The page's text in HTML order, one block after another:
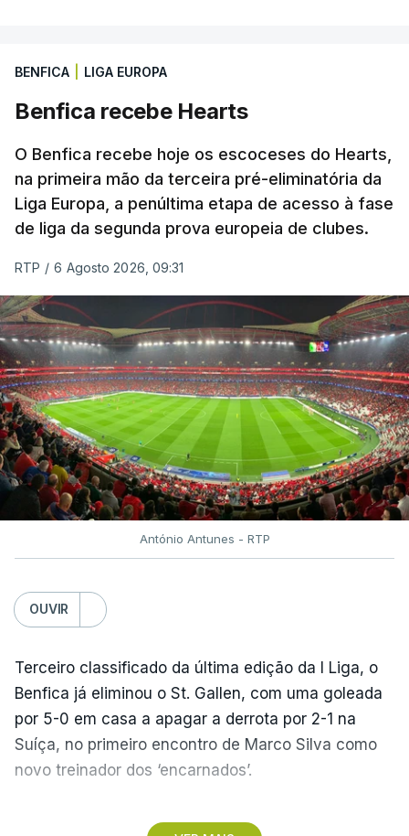
BENFICA LIGA EUROPA
Benfica recebe Hearts
O Benfica recebe hoje os escoceses do Hearts,
na primeira mão da terceira pré-eliminatória da
Liga Europa, a penúltima etapa de acesso à fase
de liga da segunda prova europeia de clubes.
RTP / 6 Agosto 2026, 09:31
António Antunes - RTP
OUVIR
Terceiro classificado da última edição da I Liga, o
Benfica já eliminou o St. Gallen, com uma goleada
por 5-0 em casa a apagar a derrota por 2-1 na
Suíça, no primeiro encontro de Marco Silva como
novo treinador dos ‘encarnados’.
Pela frente, as ‘águias’ vão ter agora o vice-